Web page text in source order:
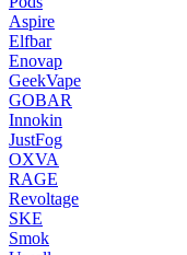
Aspire
Elfbar
Enovap
GeekVape
GOBAR
Innokin
JustFog
OXVA
RAGE
Revoltage
SKE
Smok